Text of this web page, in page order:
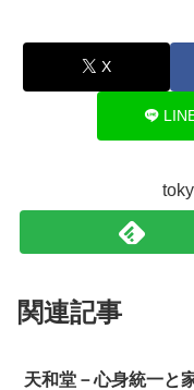
X
関連記事
天和堂－心身統一と